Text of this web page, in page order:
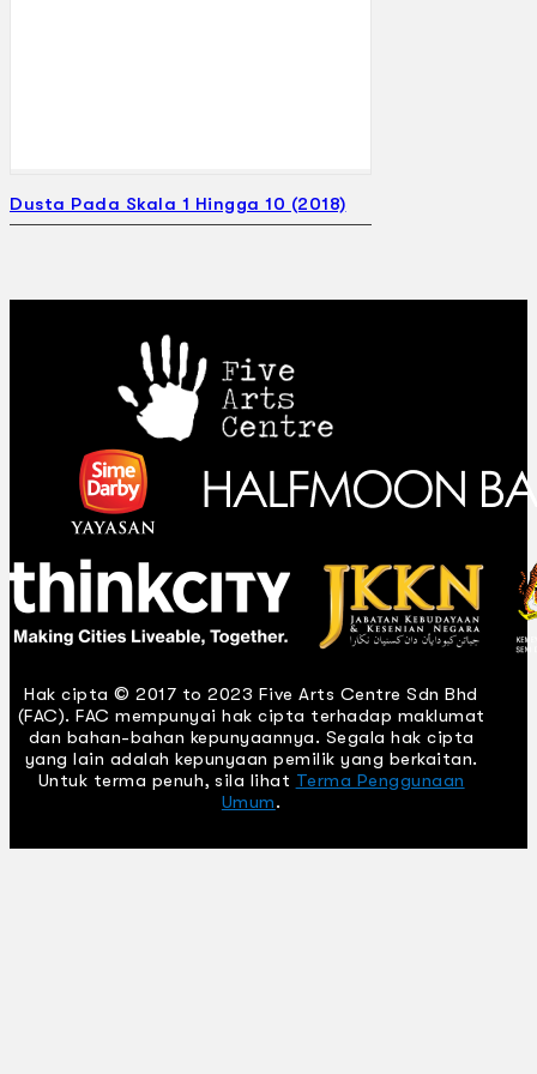
Dusta Pada Skala 1 Hingga 10 (2018)
Hak cipta © 2017 to 2023 Five Arts Centre Sdn Bhd
(FAC). FAC mempunyai hak cipta terhadap maklumat
dan bahan-bahan kepunyaannya. Segala hak cipta
yang lain adalah kepunyaan pemilik yang berkaitan.
Untuk terma penuh, sila lihat Terma Penggunaan
Umum.